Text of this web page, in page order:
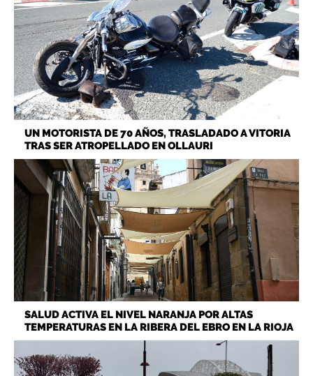
UN MOTORISTA DE 70 AÑOS, TRASLADADO A VITORIA
TRAS SER ATROPELLADO EN OLLAURI
SALUD ACTIVA EL NIVEL NARANJA POR ALTAS
TEMPERATURAS EN LA RIBERA DEL EBRO EN LA RIOJA